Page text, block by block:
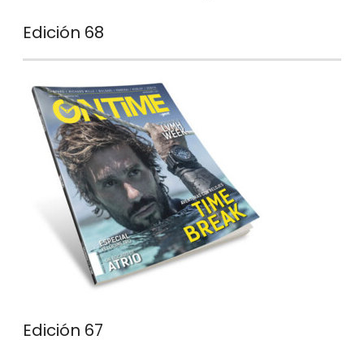
Edición 68
Edición 67